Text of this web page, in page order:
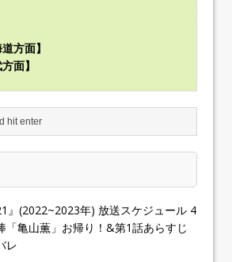
方面】
面】
』(2022~2023年) 放送スケジュール 4
「亀山薫」お帰り！&第1話あらすじ
レ